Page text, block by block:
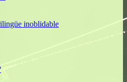
inoblidable